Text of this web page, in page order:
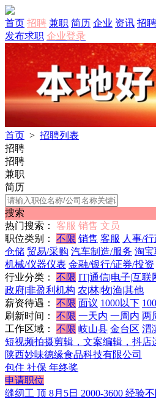
首页 招聘 兼职 简历 企业 资讯 招
发布求职 企业登录
首页 > 招聘列表
招聘
招聘
兼职
简历
搜索
热门搜索：
客服 销售 文员
职位类别：
不限 销售 客服 人事/
仓储 贸易/采购 汽车制造/服务 淘宝
机械/仪器仪表 金融/银行/证券/投资
行业分类：
不限 IT|通信|电子|互联
政府|非盈利机构 农|林|牧|渔|其他
薪资待遇：
不限 面议 1000以下
刷新时间：
不限 一天内 一周内 两
工作区域：
不限 岐山县 金台区 渭
短视频拍摄剪辑，文案编辑，抖店
陕西妙味德缘食品科技有限公司
包住 社保 年终奖
申请职位
缝纫工 顶 8月5日 2000-3600 经验